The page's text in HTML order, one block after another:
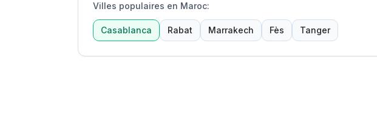
Villes populaires en Maroc:
Casablanca Rabat Marrakech Fès Tanger